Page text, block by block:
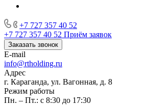
+7 727 357 40 52
+7 727 357 40 52 Приём заявок
Заказать звонок
E-mail
info@rtholding.ru
Адрес
г. Караганда, ул. Вагонная, д. 8
Режим работы
Пн. – Пт.: с 8:30 до 17:30